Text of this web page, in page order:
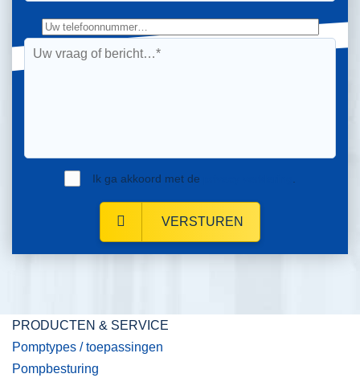
Ik ga akkoord met de
VERSTUREN
PRODUCTEN & SERVICE
Pomptypes / toepassingen
Pompbesturing